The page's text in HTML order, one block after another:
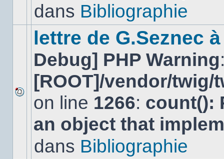
dans
sujet.
dans Bibliographie
Aucun
nouveau
message
non-
dans
lettre de G.Seznec
Debug] PHP Warning
[ROOT]/vendor/
on line 1266: count():
an object that
dans Bibliographie